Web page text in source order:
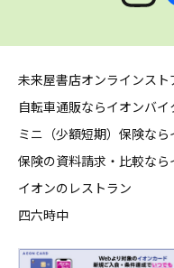
未来屋書店オンラインスト
自転車通販ならイオンバイ
ミニ（少額短期）保険なら
保険の資料請求・比較な
イオンのレストラン
四六時中